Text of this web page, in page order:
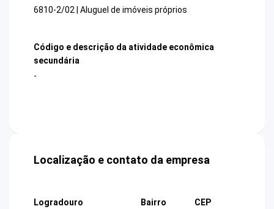
6810-2/02 | Aluguel de imóveis próprios
Código e descrição da atividade econômica
secundária
-
Localização e contato da empresa
Logradouro
Bairro
CEP